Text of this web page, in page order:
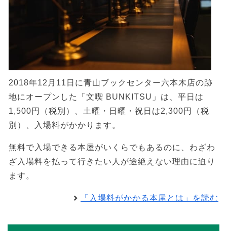
2018年12月11日に青山ブックセンター六本木店の跡
地にオープンした「文喫 BUNKITSU」は、平日は
1,500円（税別）、土曜・日曜・祝日は2,300円（税
別）、入場料がかかります。
無料で入場できる本屋がいくらでもあるのに、わざわ
ざ入場料を払って行きたい人が途絶えない理由に迫り
ます。
「入場料がかかる本屋とは」を読む